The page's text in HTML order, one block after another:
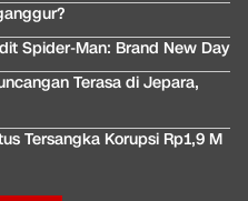
Spider-Man: Brand New Day
Terasa di Jepara,
Tersangka Korupsi Rp1,9 M